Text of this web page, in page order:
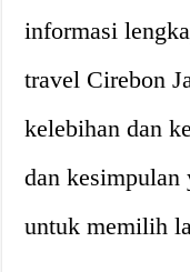
informasi
travel Cirebon
kelebihan dan
dan kesimpulan
untuk memilih